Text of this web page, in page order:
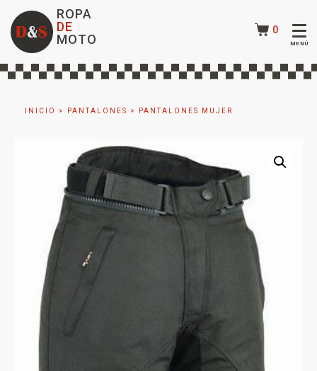
ROPA
DE
MOTO
0
INICIO > PANTALONES > PANTALONES MUJER